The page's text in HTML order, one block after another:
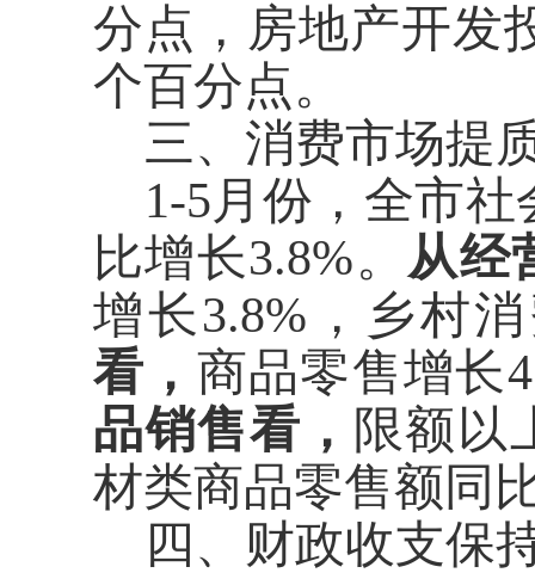
分点，房地产开发
个百分点。
三、消费市场提
1-5月份 ，全市
比增长3.8%。 从经
增长3.8%，乡村
看， 商品零售增长
品销售看， 限额以
材类商品零售额同
四、财政收支保